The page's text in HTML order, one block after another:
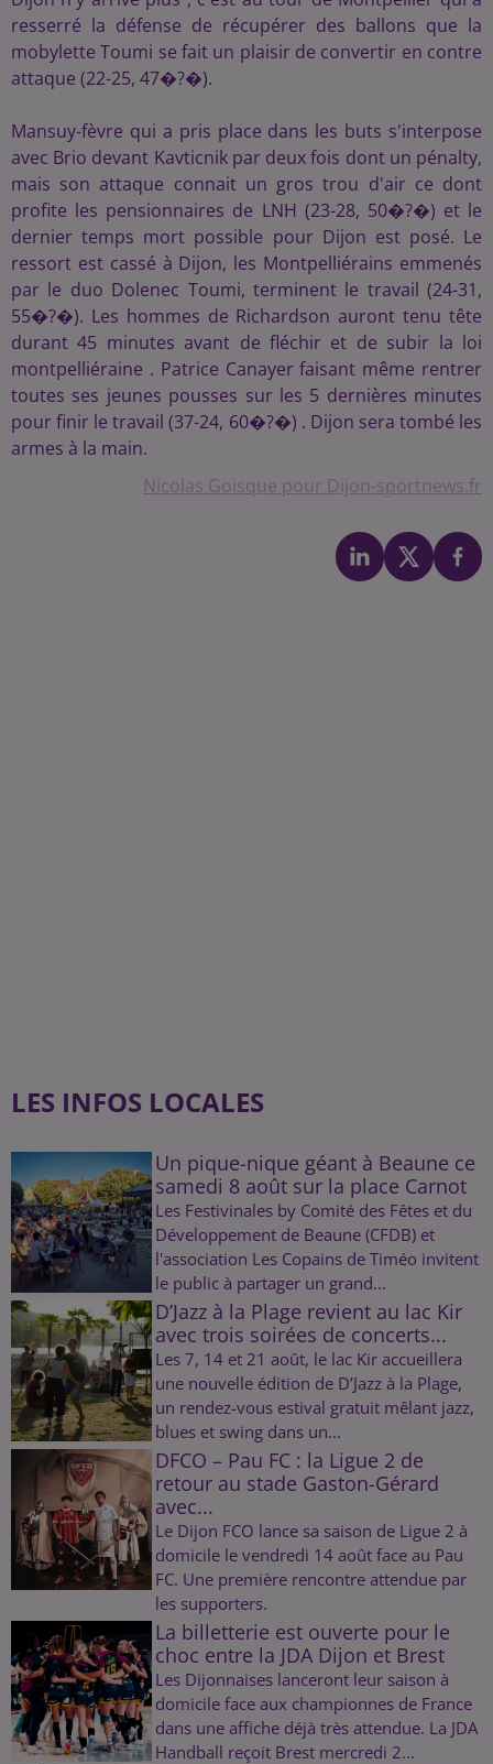
resserré la défense de récupérer des ballons que la
mobylette Toumi se fait un plaisir de convertir en contre
attaque (22-25, 47�?�).
Mansuy-fèvre qui a pris place dans les buts s'interpose
avec Brio devant Kavticnik par deux fois dont un pénalty,
mais son attaque connait un gros trou d'air ce dont
profite les pensionnaires de LNH (23-28, 50�?�) et le
dernier temps mort possible pour Dijon est posé. Le
ressort est cassé à Dijon, les Montpelliérains emmenés
par le duo Dolenec Toumi, terminent le travail (24-31,
55�?�). Les hommes de Richardson auront tenu tête
durant 45 minutes avant de fléchir et de subir la loi
montpelliéraine . Patrice Canayer faisant même rentrer
toutes ses jeunes pousses sur les 5 dernières minutes
pour finir le travail (37-24, 60�?�) . Dijon sera tombé les
armes à la main.
Nicolas Goisque pour Dijon-sportnews.fr
LES INFOS LOCALES
Un pique-nique géant à Beaune ce
samedi 8 août sur la place Carnot
Les Festivinales by Comité des Fêtes et du
Développement de Beaune (CFDB) et
l'association Les Copains de Timéo invitent
le public à partager un grand...
D’Jazz à la Plage revient au lac Kir
avec trois soirées de concerts...
Les 7, 14 et 21 août, le lac Kir accueillera
une nouvelle édition de D’Jazz à la Plage,
un rendez-vous estival gratuit mêlant jazz,
blues et swing dans un...
DFCO – Pau FC : la Ligue 2 de
retour au stade Gaston-Gérard
avec...
Le Dijon FCO lance sa saison de Ligue 2 à
domicile le vendredi 14 août face au Pau
FC. Une première rencontre attendue par
les supporters.
La billetterie est ouverte pour le
choc entre la JDA Dijon et Brest
Les Dijonnaises lanceront leur saison à
domicile face aux championnes de France
dans une affiche déjà très attendue. La JDA
Handball reçoit Brest mercredi 2...